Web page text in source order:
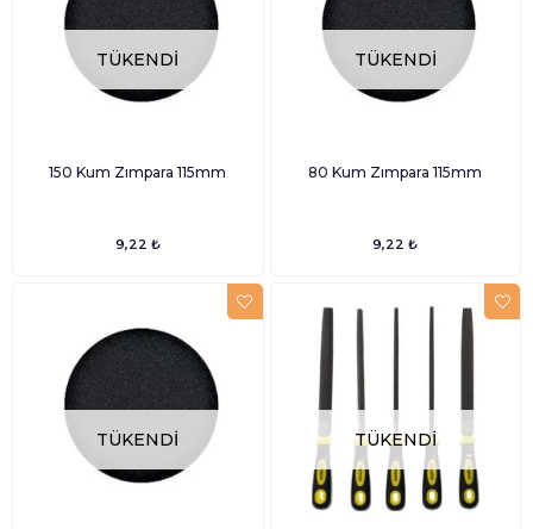
TÜKENDI
150 Kum Zımpara 115mm
9,22 ₺
TÜKENDI
80 Kum Zımpara 115mm
9,22 ₺
TÜKENDI TÜKENDI